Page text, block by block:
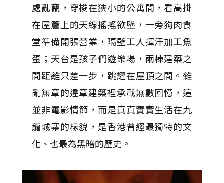
處亂竄，穿梭在狹小的公寓間，看高掛
在屋簷上的天線搖搖欲墜，一旁狗肉食
堂準備開張營業，隔壁工人揮汗加工魚
蛋；天台是孩子們遊樂場，兩棟建築之
間距離只差一步，跳耀在屋頂之間。雜
亂無章的違章建築裡承載無數回憶，這
並非電影情節，而是真真實實生活在九
龍城寨的樣貌，是香港曾經最獨特的文
化、也最為黑暗的歷史。